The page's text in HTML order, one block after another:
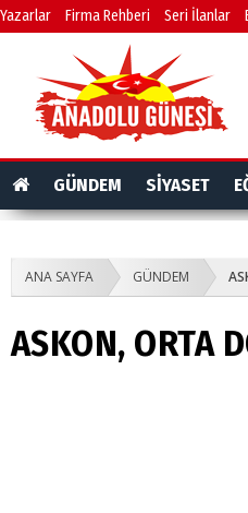
Yazarlar Firma Rehberi Seri İlanlar
GÜNDEM SİYASET
ANA SAYFA GÜNDEM
ASKON, ORTA